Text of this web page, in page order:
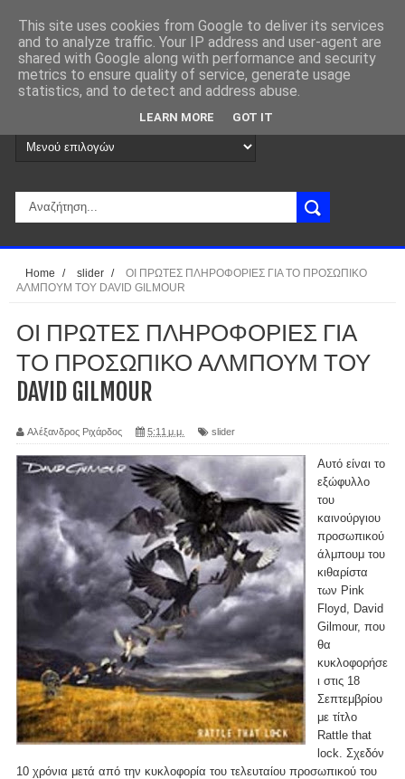
Home / slider /
ΟΙ ΠΡΩΤΕΣ ΠΛΗΡΟΦΟΡΙΕΣ ΓΙΑ ΤΟ ΠΡΟΣΩΠΙΚΟ
ΑΛΜΠΟΥΜ ΤΟΥ DAVID GILMOUR
ΟΙ ΠΡΩΤΕΣ ΠΛΗΡΟΦΟΡΙΕΣ ΓΙΑ
ΤΟ ΠΡΟΣΩΠΙΚΟ ΑΛΜΠΟΥΜ ΤΟΥ
DAVID GILMOUR
Αλέξανδρος Ριχάρδος 5:11 μ.μ. slider
Αυτό είναι το
εξώφυλλο
του
καινούργιου
προσωπικού
άλμπουμ του
κιθαρίστα
των Pink
Floyd, David
Gilmour, που
θα
κυκλοφορήσε
ι στις 18
Σεπτεμβρίου
με τίτλο
Rattle that
lock. Σχεδόν
10 χρόνια μετά από την κυκλοφορία του τελευταίου προσωπικού του
This site uses cookies from Google to deliver its services
and to analyze traffic. Your IP address and user-agent are
shared with Google along with performance and security
metrics to ensure quality of service, generate usage
statistics, and to detect and address abuse.
LEARN MORE GOT IT